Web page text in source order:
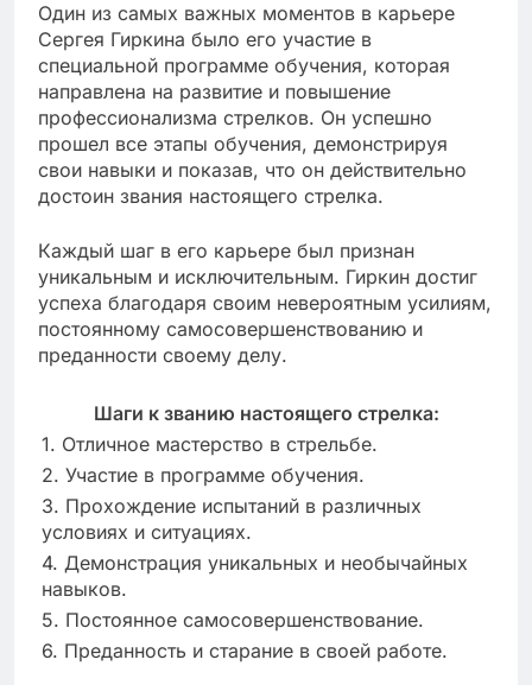
Один из самых важных моментов в карьере
Сергея Гиркина было его участие в
специальной программе обучения, которая
направлена на развитие и повышение
профессионализма стрелков. Он успешно
прошел все этапы обучения, демонстрируя
свои навыки и показав, что он действительно
достоин звания настоящего стрелка.
Каждый шаг в его карьере был признан
уникальным и исключительным. Гиркин достиг
успеха благодаря своим невероятным усилиям,
постоянному самосовершенствованию и
преданности своему делу.
Шаги к званию настоящего стрелка:
1. Отличное мастерство в стрельбе.
2. Участие в программе обучения.
3. Прохождение испытаний в различных
условиях и ситуациях.
4. Демонстрация уникальных и необычайных
навыков.
5. Постоянное самосовершенствование.
6. Преданность и старание в своей работе.